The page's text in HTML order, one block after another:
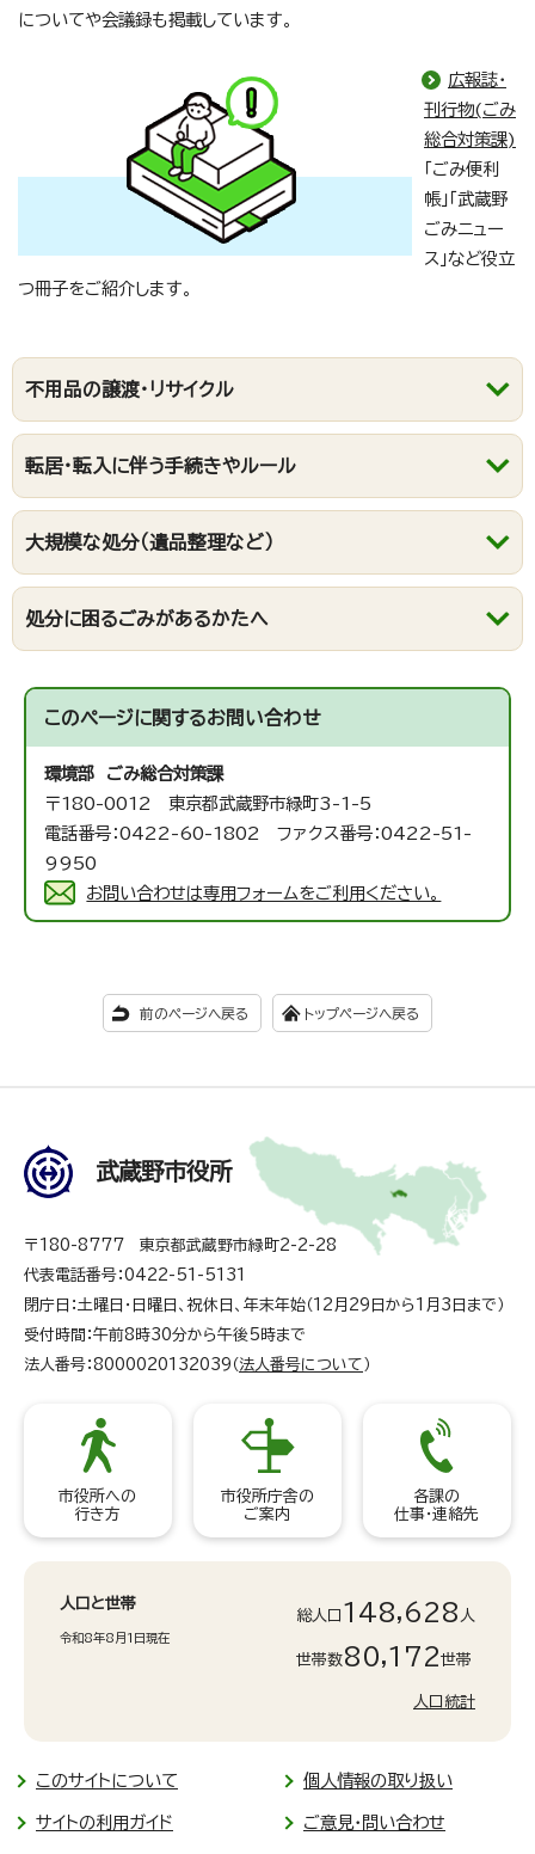
についてや会議録も掲載しています。
広報誌・
刊行物(ごみ
総合対策課)
「ごみ便利
帳」「武蔵野
ごみニュー
ス」など役立
つ冊子をご紹介します。
不用品の譲渡・リサイクル
転居・転入に伴う手続きやルール
大規模な処分（遺品整理など）
処分に困るごみがあるかたへ
このページに関するお問い合わせ
環境部 ごみ総合対策課
〒180-0012 東京都武蔵野市緑町3-1-5
電話番号：0422-60-1802 ファクス番号：0422-51-
9950
お問い合わせは専用フォームをご利用ください。
前のページへ戻る トップページへ戻る
武蔵野市役所
〒180-8777 東京都武蔵野市緑町2-2-28
代表電話番号：0422-51-5131
閉庁日：土曜日・日曜日、祝休日、年末年始（12月29日から1月3日まで）
受付時間：午前8時30分から午後5時まで
法人番号：8000020132039（法人番号について ）
市役所への
行き方
市役所庁舎の
ご案内
各課の
仕事・連絡先
人口と世帯
令和8年8月1日現在
総人口 148,628 人
世帯数80,172世帯
人口統計
このサイトについて 個人情報の取り扱い
サイトの利用ガイド ご意見・問い合わせ